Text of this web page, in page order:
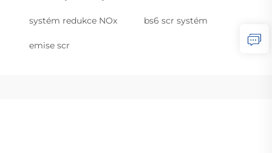
systém redukce NOx bs6 scr systém
emise scr